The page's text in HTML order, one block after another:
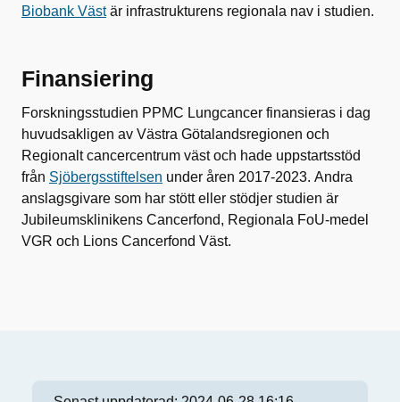
Biobank Västär infrastrukturens regionala nav i studien.
Finansiering
Forskningsstudien PPMC Lungcancer finansieras i dag
huvudsakligen av Västra Götalandsregionen och
Regionalt cancercentrum väst och hade uppstartsstöd
från Sjöbergsstiftelsen under åren 2017-2023. Andra
anslagsgivare som har stött eller stödjer studien är
Jubileumsklinikens Cancerfond, Regionala FoU-medel
VGR och Lions Cancerfond Väst.